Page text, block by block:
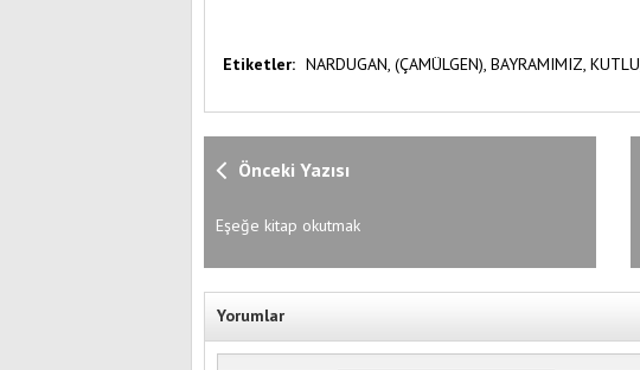
Etiketler: NARDUGAN, (ÇAMÜLGEN), BAYRAMIMIZ,
Önceki Yazısı
Eşeğe kitap okutmak
Yorumlar